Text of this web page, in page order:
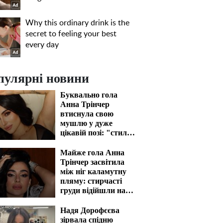
новини
Буквально гола
Анна Трінчер
втиснула свою
мушлю у дуже
цікавій позі: "стиль
Майже гола Анна
Трінчер засвітила
між ніг каламутну
пляму: стирчасті
груди відійшли на
Надя Дорофєєва
зірвала спідню